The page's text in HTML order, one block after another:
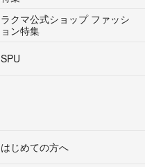
ラクマ公式ショップ ファッシ
ョン特集
SPU
はじめての方へ